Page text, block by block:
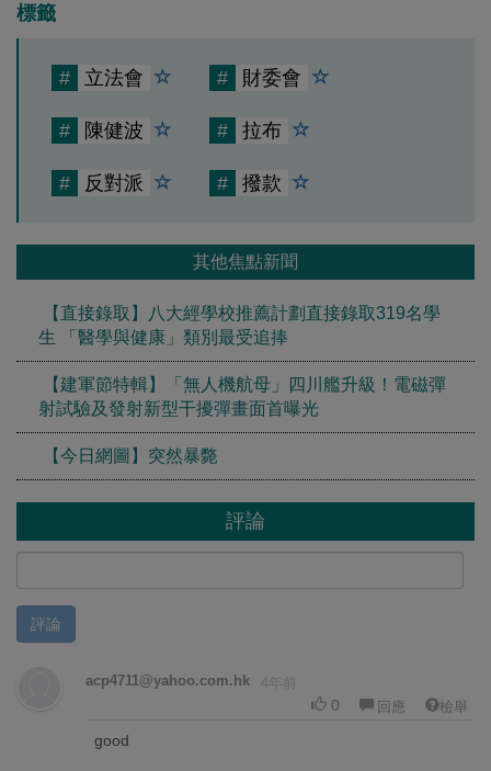
標籤
# 立法會 # 財委會
# 陳健波 # 拉布
# 反對派 # 撥款
其他焦點新聞
【直接錄取】八大經學校推薦計劃直接錄取319名學
生 「醫學與健康」類別最受追捧
【建軍節特輯】「無人機航母」四川艦升級！電磁彈
射試驗及發射新型干擾彈畫面首曝光
【今日網圖】突然暴斃
評論
評論
acp4711@yahoo.com.hk 4年前
0 回應 檢舉
good